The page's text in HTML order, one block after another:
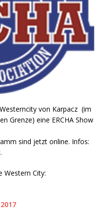
von Karpacz (im
Grenze) eine ERCHA Show
sind jetzt online. Infos:
Western City: